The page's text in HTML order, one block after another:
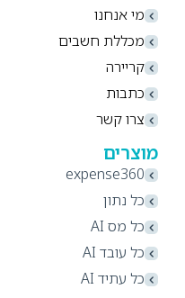
מי אנחנו
מכללת חשבים
קריירה
כתבות
צרו קשר
מוצרים
expense360
כל נתון
כל מס AI
כל עובד AI
כל עתיד AI